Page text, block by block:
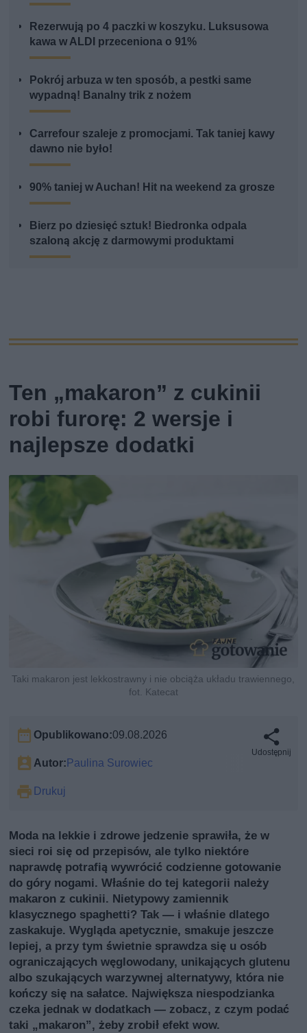
Rezerwują po 4 paczki w koszyku. Luksusowa
kawa w ALDI przeceniona o 91%
Pokrój arbuza w ten sposób, a pestki same
wypadną! Banalny trik z nożem
Carrefour szaleje z promocjami. Tak taniej kawy
dawno nie było!
90% taniej w Auchan! Hit na weekend za grosze
Bierz po dziesięć sztuk! Biedronka odpala
szaloną akcję z darmowymi produktami
Ten „makaron” z cukinii
robi furorę: 2 wersje i
najlepsze dodatki
Taki makaron jest lekkostrawny i nie obciąża układu trawiennego,
fot. Katecat
Opublikowano:09.08.2026
Autor: Paulina Surowiec
Drukuj
Udostępnij
Moda na lekkie i zdrowe jedzenie sprawiła, że w
sieci roi się od przepisów, ale tylko niektóre
naprawdę potrafią wywrócić codzienne gotowanie
do góry nogami. Właśnie do tej kategorii należy
makaron z cukinii. Nietypowy zamiennik
klasycznego spaghetti? Tak — i właśnie dlatego
zaskakuje. Wygląda apetycznie, smakuje jeszcze
lepiej, a przy tym świetnie sprawdza się u osób
ograniczających węglowodany, unikających glutenu
albo szukających warzywnej alternatywy, która nie
kończy się na sałatce. Największa niespodzianka
czeka jednak w dodatkach — zobacz, z czym podać
taki „makaron”, żeby zrobił efekt wow.